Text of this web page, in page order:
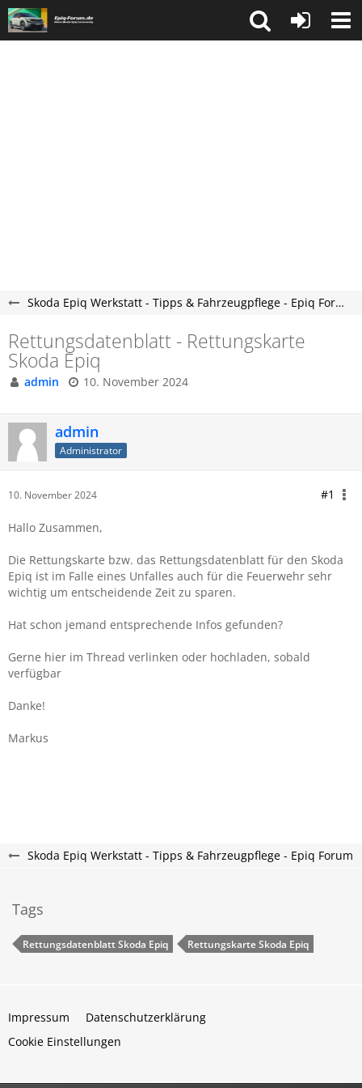
Skoda Epiq Werkstatt - Tipps & Fahrzeugpflege - Epiq Forum
Rettungsdatenblatt - Rettungskarte
Skoda Epiq
admin 10. November 2024
admin
Administrator
10. November 2024 #1
Hallo Zusammen,
Die Rettungskarte bzw. das Rettungsdatenblatt für den Skoda
Epiq ist im Falle eines Unfalles auch für die Feuerwehr sehr
wichtig um entscheidende Zeit zu sparen.
Hat schon jemand entsprechende Infos gefunden?
Gerne hier im Thread verlinken oder hochladen, sobald
verfügbar
Danke!
Markus
Skoda Epiq Werkstatt - Tipps & Fahrzeugpflege - Epiq Forum
Tags
Rettungsdatenblatt Skoda Epiq Rettungskarte Skoda Epiq
Impressum
Datenschutzerklärung
Cookie Einstellungen